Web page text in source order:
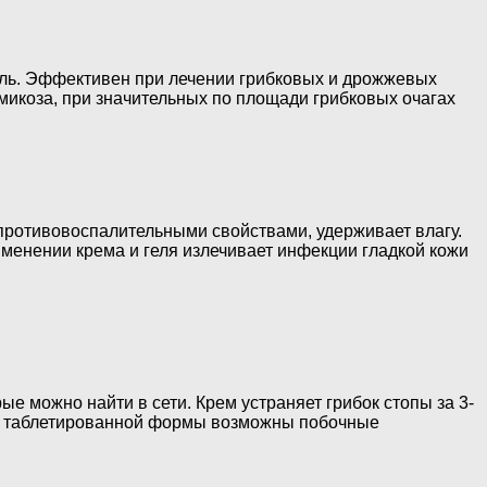
Эффективен при лечении грибковых и дрожжевых
при значительных по площади грибковых очагах
свойствами, удерживает влагу.
крема и геля излечивает инфекции гладкой кожи
можно найти в сети. Крем устраняет грибок стопы за 3-
таблетированной формы возможны побочные